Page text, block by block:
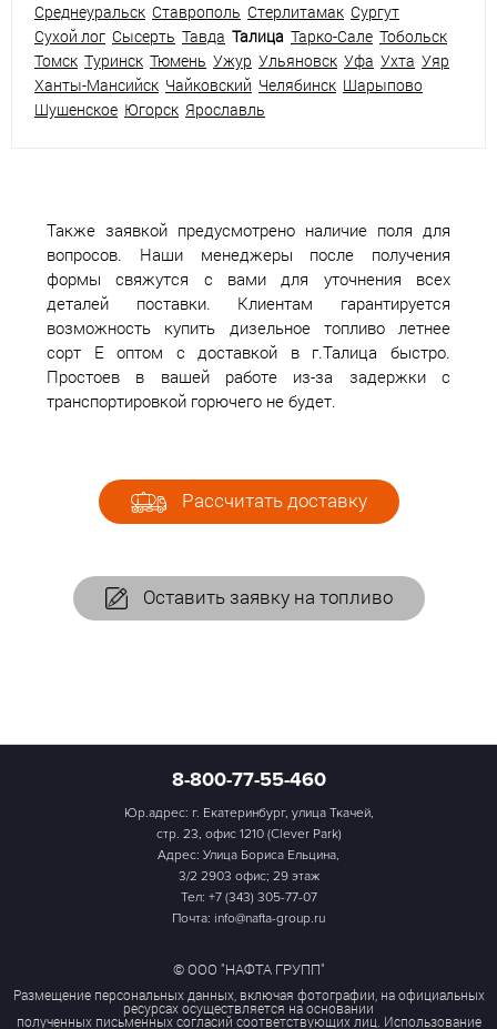
Среднеуральск Ставрополь Стерлитамак Сургут
Сухой лог Сысерть Тавда Талица Тарко-Сале Тобольск
Томск Туринск Тюмень Ужур Ульяновск Уфа Ухта Уяр
Ханты-Мансийск Чайковский Челябинск Шарыпово
Шушенское Югорск Ярославль
Также заявкой предусмотрено наличие поля для
вопросов. Наши менеджеры после получения
формы свяжутся с вами для уточнения всех
деталей поставки. Клиентам гарантируется
возможность купить дизельное топливо летнее
сорт Е оптом с доставкой в г.Талица быстро.
Простоев в вашей работе из-за задержки с
транспортировкой горючего не будет.
Рассчитать доставку
Оставить заявку на топливо
8-800-77-55-460
Юр.адрес: г. Екатеринбург, улица Ткачей,
стр. 23, офис 1210 (Clever Park)
Адрес: Улица Бориса Ельцина,
3/2 2903 офис; 29 этаж
Тел: +7 (343) 305-77-07
Почта: info@nafta-group.ru
© ООО "НАФТА ГРУПП"
Размещение персональных данных, включая фотографии, на официальных
ресурсах осуществляется на основании
полученных письменных согласий соответствующих лиц. Использование